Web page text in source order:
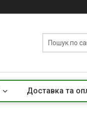
Доставка та